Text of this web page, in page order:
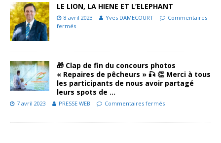
LE LION, LA HIENE ET L’ELEPHANT
8 avril 2023 Yves DAMECOURT
Commentaires
fermés
🎁 Clap de fin du concours photos
« Repaires de pêcheurs » 🎣 👏 Merci à tous
les participants de nous avoir partagé
leurs spots de …
7 avril 2023 PRESSE WEB Commentaires fermés